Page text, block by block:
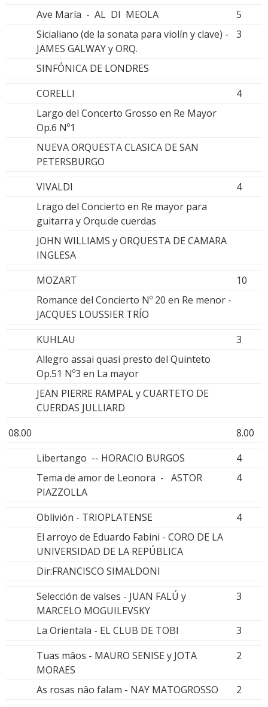
Ave María - AL DI MEOLA
5
Sicialiano (de la sonata para violín y clave) -
JAMES GALWAY y ORQ.
3
SINFÓNICA DE LONDRES
CORELLI
4
Largo del Concerto Grosso en Re Mayor
Op.6 Nº1
NUEVA ORQUESTA CLASICA DE SAN
PETERSBURGO
VIVALDI
4
Lrago del Concierto en Re mayor para
guitarra y Orqu.de cuerdas
JOHN WILLIAMS y ORQUESTA DE CAMARA
INGLESA
MOZART
10
Romance del Concierto Nº 20 en Re menor -
JACQUES LOUSSIER TRÍO
KUHLAU
3
Allegro assai quasi presto del Quinteto
Op.51 Nº3 en La mayor
JEAN PIERRE RAMPAL y CUARTETO DE
CUERDAS JULLIARD
08.00
8.00
Libertango -- HORACIO BURGOS
4
Tema de amor de Leonora - ASTOR
PIAZZOLLA
4
Oblivión - TRIOPLATENSE
4
El arroyo de Eduardo Fabini - CORO DE LA
UNIVERSIDAD DE LA REPÚBLICA
Dir:FRANCISCO SIMALDONI
Selección de valses - JUAN FALÚ y
MARCELO MOGUILEVSKY
3
La Orientala - EL CLUB DE TOBI
3
Tuas mâos - MAURO SENISE y JOTA
MORAES
2
As rosas nâo falam - NAY MATOGROSSO
2